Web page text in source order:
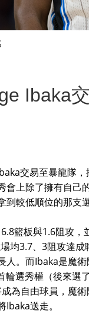
Ibaka
交易至暴龍隊
會上除了擁有自己
較低順位的那支選
籃板與1.6阻攻
均3.7、3阻攻達成
人。而Ibaka是魔
輪選秀權（後來
為自由球員，魔
送走。